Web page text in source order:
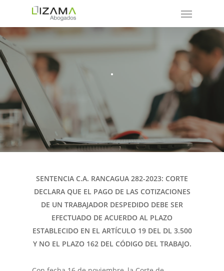
.
SENTENCIA C.A. RANCAGUA 282-2023: CORTE
DECLARA QUE EL PAGO DE LAS COTIZACIONES
DE UN TRABAJADOR DESPEDIDO DEBE SER
EFECTUADO DE ACUERDO AL PLAZO
ESTABLECIDO EN EL ARTÍCULO 19 DEL DL 3.500
Y NO EL PLAZO 162 DEL CÓDIGO DEL TRABAJO.